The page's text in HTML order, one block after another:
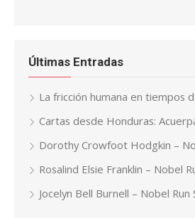
Últimas Entradas
La fricción humana en tiempos
Cartas desde Honduras:
Dorothy Crowfoot Hodgkin –
Rosalind Elsie Franklin – Nobel
Jocelyn Bell Burnell – Nobel Run